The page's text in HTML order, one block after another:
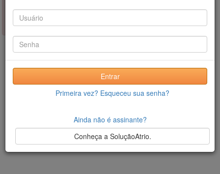
Sessão indisponível (expirada por inatividade ou login não
realizado)
Entrar
Primeira vez? Esqueceu sua senha?
Ainda não é assinante?
Conheça a SoluçãoAtrio.